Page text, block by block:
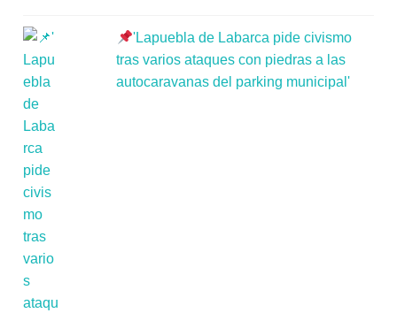
'Lapuebla de Labarca pide civismo
tras varios ataques con piedras a las
autocaravanas del parking municipal'